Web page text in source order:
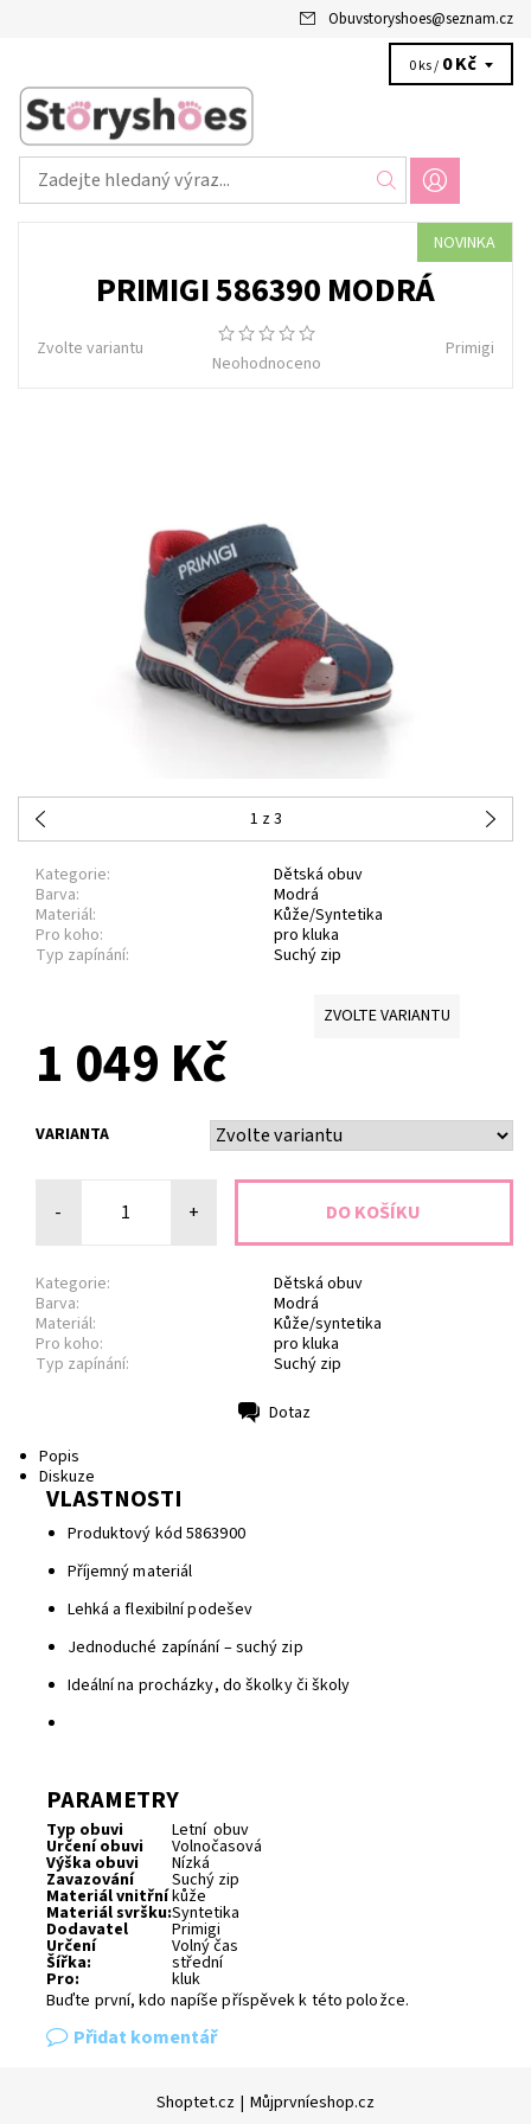
Obuvstoryshoes@seznam.cz
0 ks / 0 Kč
NOVINKA
PRIMIGI 586390 MODRÁ
Zvolte variantu
Neohodnoceno
Primigi
1 z 3
Kategorie:
Dětská obuv
Barva:
Modrá
Materiál:
Kůže/Syntetika
Pro koho:
pro kluka
Typ zapínání:
Suchý zip
ZVOLTE VARIANTU
1 049 Kč
VARIANTA
- +
Kategorie:
Dětská obuv
Barva:
Modrá
Materiál:
Kůže/syntetika
Pro koho:
pro kluka
Typ zapínání:
Suchý zip
Dotaz
Popis
Diskuze
VLASTNOSTI
Produktový kód 5863900
Příjemný materiál
Lehká a flexibilní podešev
Jednoduché zapínání – suchý zip
Ideální na procházky, do školky či školy
PARAMETRY
Typ obuvi Letní obuv
Určení obuvi Volnočasová
Výška obuvi Nízká
Zavazování Suchý zip
Materiál vnitřníkůže
Materiál svršku:Syntetika
Dodavatel Primigi
Určení Volný čas
Šířka: střední
Pro:
kluk
Buďte první, kdo napíše příspěvek k této položce.
Přidat komentář
Shoptet.cz | Můjprvníeshop.cz